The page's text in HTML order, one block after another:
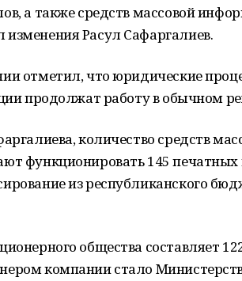
а также средств массовой
Расул Сафаргалиев.
отметил, что юридические
продолжат работу в обычном
количество средств
функционировать 145 печатных
из республиканского
общества составляет
компании стало